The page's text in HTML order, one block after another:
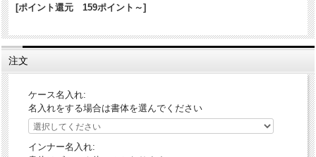
[ポイント還元 159ポイント～]
注文
ケース名入れ:
名入れをする場合は書体を選んでください
インナー名入れ: